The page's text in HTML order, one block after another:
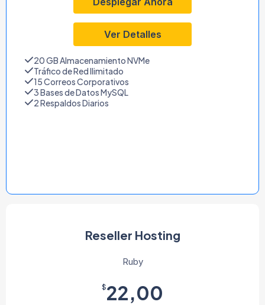
Ver Detalles
20 GB Almacenamiento NVMe
Tráfico de Red Ilimitado
15 Correos Corporativos
3 Bases de Datos MySQL
2 Respaldos Diarios
Reseller Hosting
Ruby
$22,00